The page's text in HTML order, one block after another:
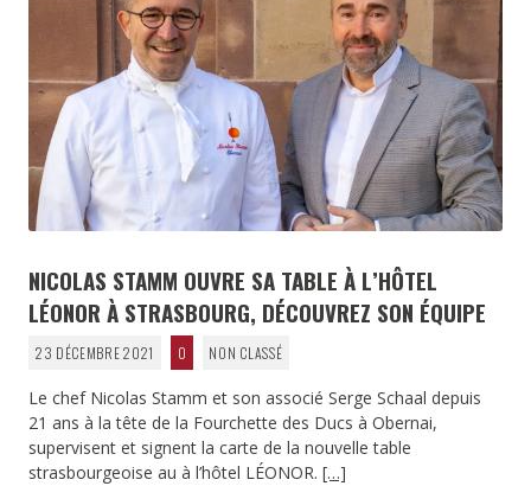
NICOLAS STAMM OUVRE SA TABLE À L’HÔTEL
LÉONOR À STRASBOURG, DÉCOUVREZ SON ÉQUIPE
23 DÉCEMBRE 2021 0 NON CLASSÉ
Le chef Nicolas Stamm et son associé Serge Schaal depuis
21 ans à la tête de la Fourchette des Ducs à Obernai,
supervisent et signent la carte de la nouvelle table
strasbourgeoise au à l’hôtel LÉONOR. […]